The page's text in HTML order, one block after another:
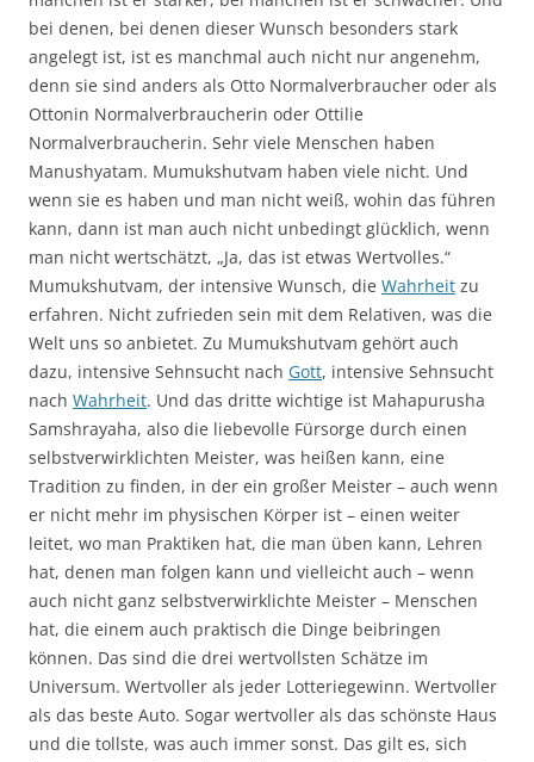
bei denen, bei denen dieser Wunsch besonders stark
angelegt ist, ist es manchmal auch nicht nur angenehm,
denn sie sind anders als Otto Normalverbraucher oder als
Ottonin Normalverbraucherin oder Ottilie
Normalverbraucherin. Sehr viele Menschen haben
Manushyatam. Mumukshutvam haben viele nicht. Und
wenn sie es haben und man nicht weiß, wohin das führen
kann, dann ist man auch nicht unbedingt glücklich, wenn
man nicht wertschätzt, „Ja, das ist etwas Wertvolles.“
Mumukshutvam, der intensive Wunsch, die Wahrheit zu
erfahren. Nicht zufrieden sein mit dem Relativen, was die
Welt uns so anbietet. Zu Mumukshutvam gehört auch
dazu, intensive Sehnsucht nach Gott, intensive Sehnsucht
nach Wahrheit. Und das dritte wichtige ist Mahapurusha
Samshrayaha, also die liebevolle Fürsorge durch einen
selbstverwirklichten Meister, was heißen kann, eine
Tradition zu finden, in der ein großer Meister – auch wenn
er nicht mehr im physischen Körper ist – einen weiter
leitet, wo man Praktiken hat, die man üben kann, Lehren
hat, denen man folgen kann und vielleicht auch – wenn
auch nicht ganz selbstverwirklichte Meister – Menschen
hat, die einem auch praktisch die Dinge beibringen
können. Das sind die drei wertvollsten Schätze im
Universum. Wertvoller als jeder Lotteriegewinn. Wertvoller
als das beste Auto. Sogar wertvoller als das schönste Haus
und die tollste, was auch immer sonst. Das gilt es, sich